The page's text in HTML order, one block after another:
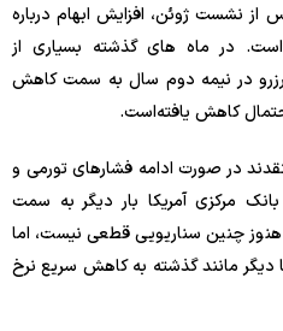
نشست ژوئن، افزایش ابهام درباره
در ماه‌ های گذشته بسیاری از
رزرو در نیمه دوم سال به سمت کاهش
کاهش یافته‌است.
در صورت ادامه فشارهای تورمی و
مرکزی آمریکا بار دیگر به سمت
چنین سناریویی قطعی نیست، اما
مانند گذشته به کاهش سریع نرخ